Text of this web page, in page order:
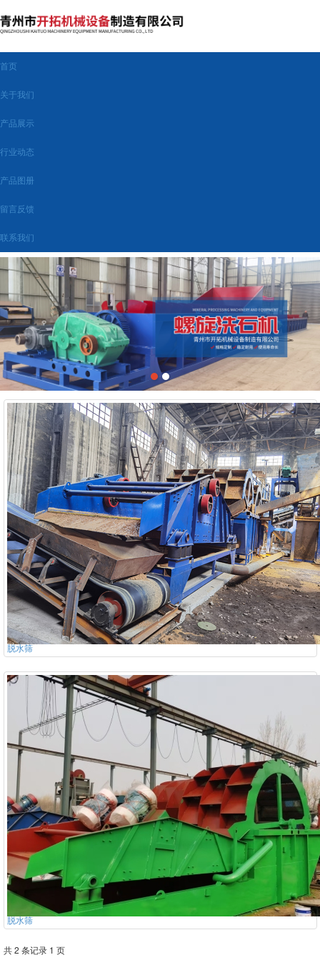
首页
关于我们
产品展示
行业动态
产品图册
留言反馈
联系我们
脱水筛
脱水筛
共 2 条记录 1 页